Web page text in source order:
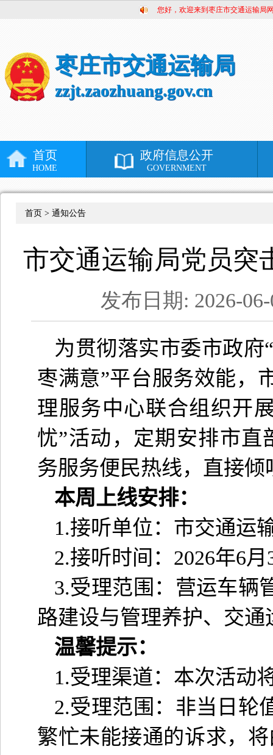
您好，欢迎来到枣庄市交通运输局
枣庄市交通运输局
zzjt.zaozhuang.gov.cn
首页
HOME
政府信息公开
GOVERNMENT
首页 > 通知公告
市交通运输局党员突
发布日期: 2026-
为贯彻落实市委市政府
枣满意”平台服务效能，
理服务中心联合组织开
忧”活动，定期安排市
务服务便民热线，直接
本周上线安排：
1.接听单位：市交通运
2.接听时间： 2026年6月
3.受理范围：营运车辆
路建设与管理养护、交
温馨提示：
1.受理渠道：本次活动
2.受理范围：非当日轮
繁忙未能接通的诉求，